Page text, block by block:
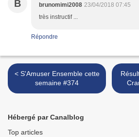
B brunomimi2008 23/04/2018 07:45
très instructif ...
Répondre
< S'Amuser Ensemble cette
semaine #374
Hébergé par Canalblog
Top articles